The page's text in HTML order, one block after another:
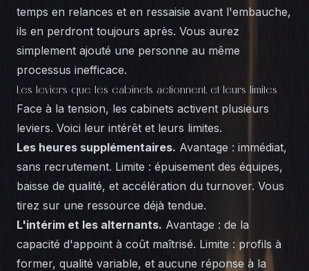
temps en relances et en ressaisie avant l'embauche,
ils en perdront toujours après. Vous aurez
simplement ajouté une personne au même
processus inefficace.
Les leviers que les cabinets actionnent, et leurs limites
Face à la tension, les cabinets activent plusieurs
leviers. Voici leur intérêt et leurs limites.
Les heures supplémentaires. Avantage : immédiat,
sans recrutement. Limite : épuisement des équipes,
baisse de qualité, et accélération du turnover. Vous
tirez sur une ressource déjà tendue.
L'intérim et les alternants. Avantage : de la
capacité d'appoint à coût maîtrisé. Limite : profils à
former, qualité variable, et aucune réponse à la